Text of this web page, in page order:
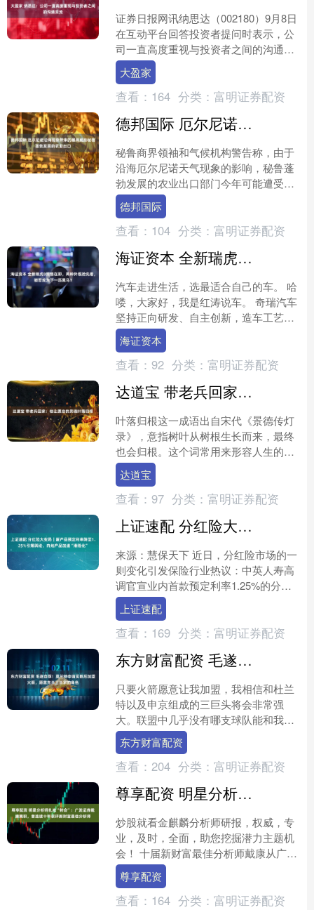
证券日报网讯纳思达（002180）9月8日
在互动平台回答投资者提问时表示，公
司一直高度重视与投资者之间的沟通交
流，为充分保障沟通渠道通畅，公司设
置了互动易平台、....
大盈家
查看： 164 分类： 富明证券配资
德邦国际 厄尔尼诺沿海现象带来的暴雨威胁秘鲁蓬勃发展的农业出口
秘鲁商界领袖和气候机构警告称，由于
沿海厄尔尼诺天气现象的影响，秘鲁蓬
勃发展的农业出口部门今年可能遭受暴
雨打击，其影响已在当地水果种植园显
现。 沿海厄尔尼诺是一种....
德邦国际
查看： 104 分类： 富明证券配资
海证资本 全新瑞虎8预售在即，两种外观抢先看，能否成为下一匹黑马？
汽车走进生活，选最适合自己的车。 哈
喽，大家好，我是红涛说车。 奇瑞汽车
坚持正向研发、自主创新，造车工艺相
比原来有了质的提升，尤其是发动机方
面口碑良好，但是网友....
海证资本
查看： 92 分类： 富明证券配资
达道宝 带老兵回家：他让漂泊的灵魂叶落归根
叶落归根这一成语出自宋代《景德传灯
录》，意指树叶从树根生长而来，最终
也会归根。这个词常用来形容人生的最
终归宿。在台湾，有这样一个特殊的群
体，他们因为历史的原因，....
达道宝
查看： 97 分类： 富明证券配资
上证速配 分红险大变局｜新产品预定利率降至1.25%引爆舆论，内地产品加速“港险化”
来源：慧保天下 近日，分红险市场的一
则变化引发保险行业热议：中英人寿高
调官宣业内首款预定利率1.25%的分红
险正式落地，较监管划定的分红险预定
利率1.75%上限....
上证速配
查看： 169 分类： 富明证券配资
东方财富配资 毛遂自荐！莫兰特申请买断后加盟火箭，愿意充当三当家的角色
只要火箭愿意让我加盟，我相信和杜兰
特以及申京组成的三巨头将会非常强
大。联盟中几乎没有哪支球队能和我们
抗衡。在灰熊我真的很不开心，如果能
离开这里加盟火箭，那么我们....
东方财富配资
查看： 204 分类： 富明证券配资
尊享配资 明星分析师扎堆“转会”：广发证券戴康离职，曾连续十年获评新财富最佳分析师
炒股就看金麒麟分析师研报，权威，专
业，及时，全面，助您挖掘潜力主题机
会！ 十届新财富最佳分析师戴康从广发
证券离职。 11月27日，澎湃新闻记者从
广发证券相关人士....
尊享配资
查看： 164 分类： 富明证券配资